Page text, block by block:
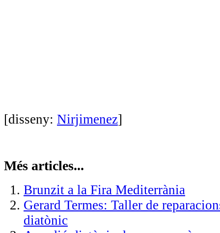
[disseny: Nirjimenez]
Més articles...
Brunzit a la Fira Mediterrània
Gerard Termes: Taller de
diatònic